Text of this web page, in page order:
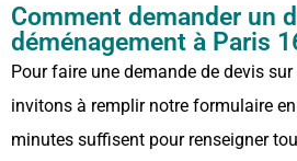
Comment demander un
déménagement à Paris
Pour faire une demande de devis
invitons à remplir notre formulaire
minutes suffisent pour renseigner